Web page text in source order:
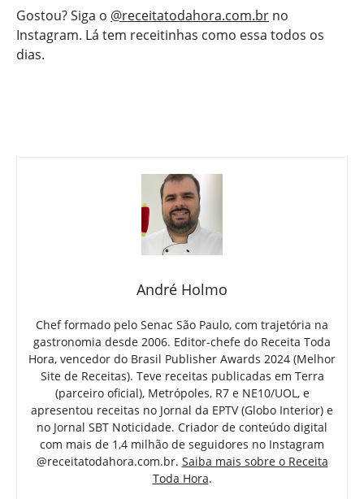
Gostou? Siga o @receitatodahora.com.br no
Instagram. Lá tem receitinhas como essa todos os
dias.
André Holmo
Chef formado pelo Senac São Paulo, com trajetória na
gastronomia desde 2006. Editor-chefe do Receita Toda
Hora, vencedor do Brasil Publisher Awards 2024 (Melhor
Site de Receitas). Teve receitas publicadas em Terra
(parceiro oficial), Metrópoles, R7 e NE10/UOL, e
apresentou receitas no Jornal da EPTV (Globo Interior) e
no Jornal SBT Noticidade. Criador de conteúdo digital
com mais de 1,4 milhão de seguidores no Instagram
@receitatodahora.com.br. Saiba mais sobre o Receita
Toda Hora.